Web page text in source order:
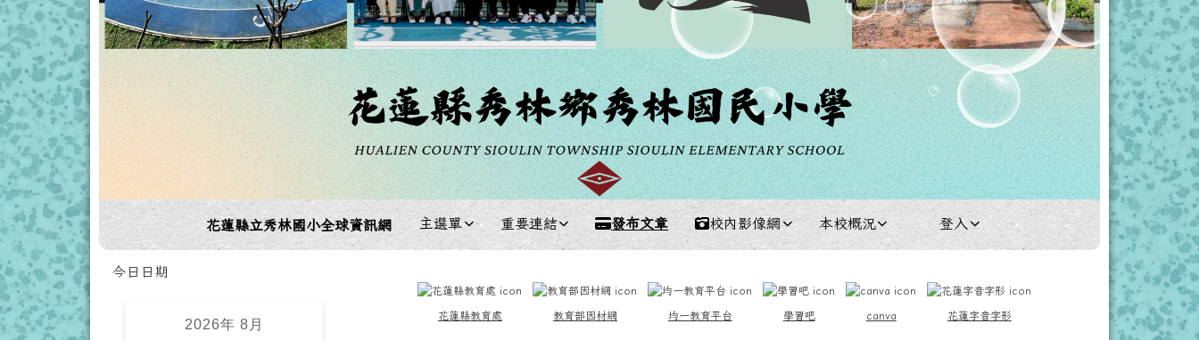
導覽列 花蓮縣立秀林國小全球資訊網 主選單 重要連結 發布文章 校內影像網 本校概況 登入
左邊區域內容
今日日期
2026年 8月
上中區域內容
花蓮縣教育處 教育部因材網 均一教育平台 學習吧 canva 花蓮字音字形
頁尾區域